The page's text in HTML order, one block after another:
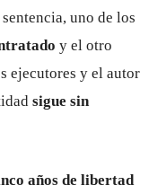
uno de los
y el otro
ejecutores y el autor
sigue sin
años de libertad